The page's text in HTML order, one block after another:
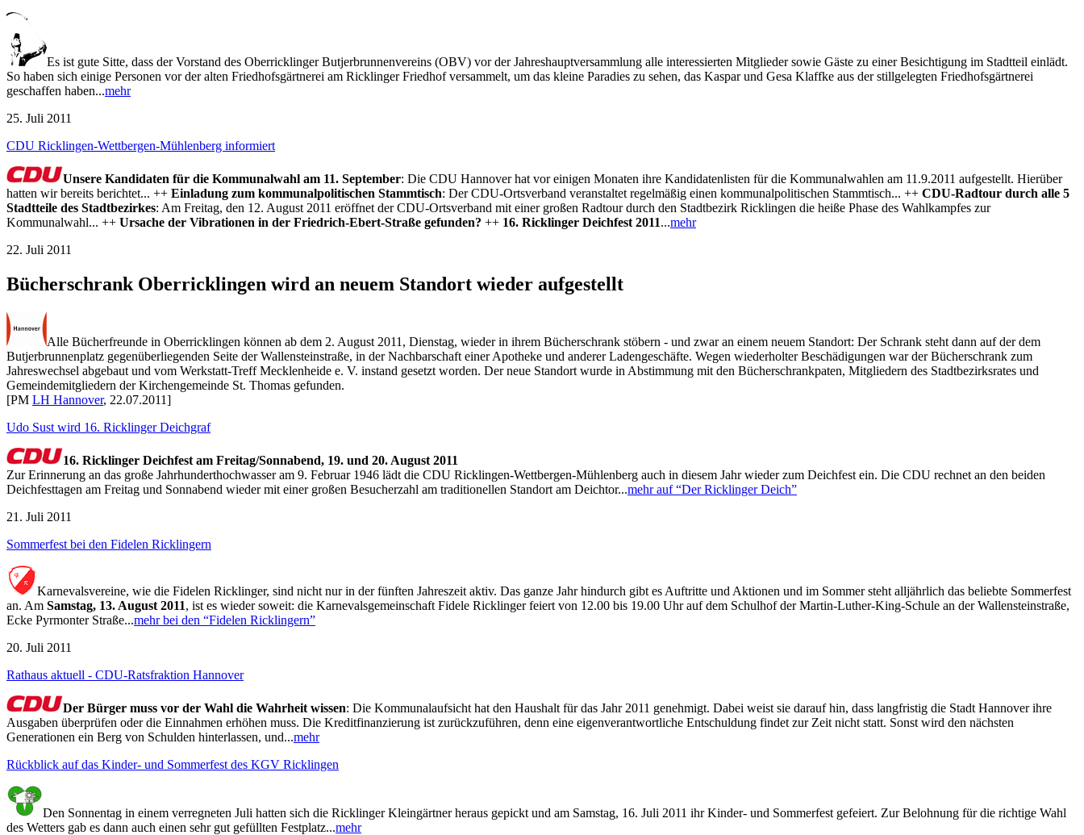
Es ist gute Sitte, dass der Vorstand des Oberricklinger Butjerbrunnenvereins (OBV) vor der Jahreshauptversammlung alle interessierten Mitglieder sowie Gäste zu einer Besichtigung im Stadtteil einlädt.
So haben sich einige Personen vor der alten Friedhofsgärtnerei am Ricklinger Friedhof versammelt, um das kleine Paradies zu sehen, das Kaspar und Gesa Klaffke aus der stillgelegten Friedhofsgärtnerei
geschaffen haben...mehr
25. Juli 2011
CDU Ricklingen-Wettbergen-Mühlenberg informiert
Unsere Kandidaten für die Kommunalwahl am 11. September: Die CDU Hannover hat vor einigen Monaten ihre Kandidatenlisten für die Kommunalwahlen am 11.9.2011 aufgestellt. Hierüber
hatten wir bereits berichtet... ++ Einladung zum kommunalpolitischen Stammtisch: Der CDU-Ortsverband veranstaltet regelmäßig einen kommunalpolitischen Stammtisch... ++ CDU-Radtour durch alle 5
Stadtteile des Stadtbezirkes: Am Freitag, den 12. August 2011 eröffnet der CDU-Ortsverband mit einer großen Radtour durch den Stadtbezirk Ricklingen die heiße Phase des Wahlkampfes zur
Kommunalwahl... ++ Ursache der Vibrationen in der Friedrich-Ebert-Straße gefunden? ++ 16. Ricklinger Deichfest 2011...mehr
22. Juli 2011
Bücherschrank Oberricklingen wird an neuem Standort wieder aufgestellt
Alle Bücherfreunde in Oberricklingen können ab dem 2. August 2011, Dienstag, wieder in ihrem Bücherschrank stöbern - und zwar an einem neuem Standort: Der Schrank steht dann auf der dem
Butjerbrunnenplatz gegenüberliegenden Seite der Wallensteinstraße, in der Nachbarschaft einer Apotheke und anderer Ladengeschäfte. Wegen wiederholter Beschädigungen war der Bücherschrank zum
Jahreswechsel abgebaut und vom Werkstatt-Treff Mecklenheide e. V. instand gesetzt worden. Der neue Standort wurde in Abstimmung mit den Bücherschrankpaten, Mitgliedern des Stadtbezirksrates und
Gemeindemitgliedern der Kirchengemeinde St. Thomas gefunden.
[PM LH Hannover, 22.07.2011]
Udo Sust wird 16. Ricklinger Deichgraf
16. Ricklinger Deichfest am Freitag/Sonnabend, 19. und 20. August 2011
Zur Erinnerung an das große Jahrhunderthochwasser am 9. Februar 1946 lädt die CDU Ricklingen-Wettbergen-Mühlenberg auch in diesem Jahr wieder zum Deichfest ein. Die CDU rechnet an den beiden
Deichfesttagen am Freitag und Sonnabend wieder mit einer großen Besucherzahl am traditionellen Standort am Deichtor...mehr auf “Der Ricklinger Deich”
21. Juli 2011
Sommerfest bei den Fidelen Ricklingern
Karnevalsvereine, wie die Fidelen Ricklinger, sind nicht nur in der fünften Jahreszeit aktiv. Das ganze Jahr hindurch gibt es Auftritte und Aktionen und im Sommer steht alljährlich das beliebte Sommerfest
an. Am Samstag, 13. August 2011, ist es wieder soweit: die Karnevalsgemeinschaft Fidele Ricklinger feiert von 12.00 bis 19.00 Uhr auf dem Schulhof der Martin-Luther-King-Schule an der Wallensteinstraße,
Ecke Pyrmonter Straße...mehr bei den “Fidelen Ricklingern”
20. Juli 2011
Rathaus aktuell - CDU-Ratsfraktion Hannover
Der Bürger muss vor der Wahl die Wahrheit wissen: Die Kommunalaufsicht hat den Haushalt für das Jahr 2011 genehmigt. Dabei weist sie darauf hin, dass langfristig die Stadt Hannover ihre
Ausgaben überprüfen oder die Einnahmen erhöhen muss. Die Kreditfinanzierung ist zurückzuführen, denn eine eigenverantwortliche Entschuldung findet zur Zeit nicht statt. Sonst wird den nächsten
Generationen ein Berg von Schulden hinterlassen, und...mehr
Rückblick auf das Kinder- und Sommerfest des KGV Ricklingen
Den Sonnentag in einem verregneten Juli hatten sich die Ricklinger Kleingärtner heraus gepickt und am Samstag, 16. Juli 2011 ihr Kinder- und Sommerfest gefeiert. Zur Belohnung für die richtige Wahl
des Wetters gab es dann auch einen sehr gut gefüllten Festplatz...mehr